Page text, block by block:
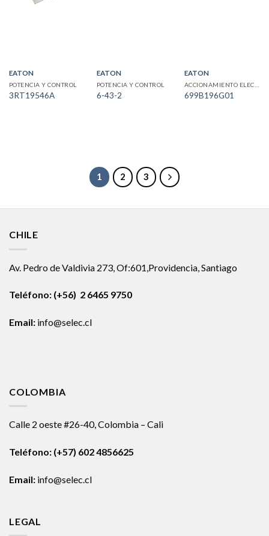
EATON
POTENCIA Y CONTROL
3RT19546A
EATON
POTENCIA Y CONTROL
6-43-2
EATON
ACCIONAMIENTO ELECTRICO
699B196G01
1 2 3
CHILE
Av. Pedro de Valdivia 273, Of:601,Providencia, Santiago
Teléfono: (+56) 2 6465 9750
Email: info@selec.cl
COLOMBIA
Calle 2 oeste #26-40, Colombia – Cali
Teléfono: (+57) 602 4856625
Email: info@selec.cl
LEGAL